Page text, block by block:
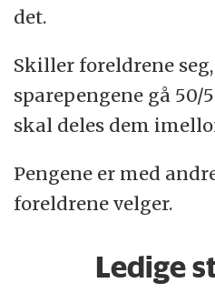
det.
Skiller foreldrene
sparepengene gå
skal deles dem
Pengene er med
foreldrene velger.
Ledige